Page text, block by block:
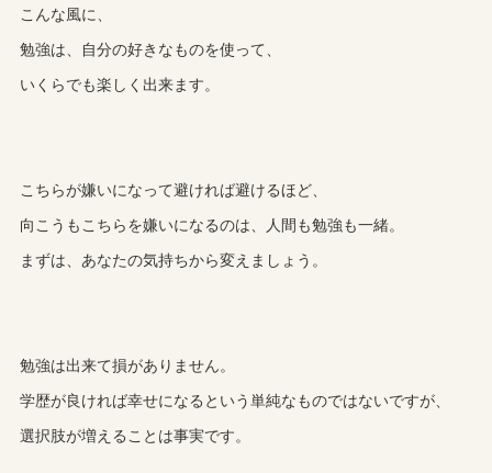
こんな風に、
勉強は、自分の好きなものを使って、
いくらでも楽しく出来ます。
こちらが嫌いになって避ければ避けるほど、
向こうもこちらを嫌いになるのは、人間も勉強も一緒。
まずは、あなたの気持ちから変えましょう。
勉強は出来て損がありません。
学歴が良ければ幸せになるという単純なものではないですが、
選択肢が増えることは事実です。